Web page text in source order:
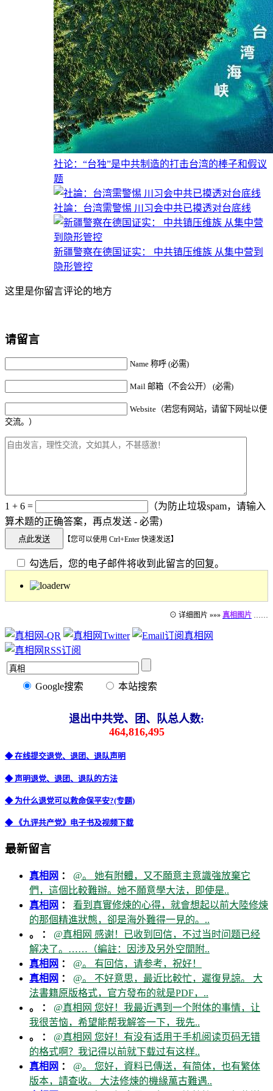
社论：“台独”是中共制造的打击台湾的棒子和假议
题
社論：台湾需警惕 川习会中共已摸透对台底线
新疆警察在德国证实： 中共镇压维族 从集中营到
隐形管控
这里是你留言评论的地方
请留言
Name 称呼 (必需)
Mail 邮箱（不会公开） (必需)
Website（若您有网站，请留下网址以便
交流。）
1 + 6 =
（为防止垃圾spam，请输入
算术题的正确答案，再点发送 - 必需)
【您可以使用 Ctrl+Enter 快速发送】
勾选后，您的电子邮件将收到此留言的回复。
⊙ 详细图片 »»» 真相图片 ……
Google搜索 本站搜索
退出中共党、团、队总人数:
464,816,495
◆ 在线提交退党、退团、退队声明
◆ 声明退党、退团、退队的方法
◆ 为什么退党可以救命保平安?(专题)
◆ 《九评共产党》电子书及视频下载
最新留言
真相网 ： @。 她有附體，又不願意主意識強放棄它
們，這個比較難辦。她不願意學大法，即使是..
真相网 ： 看到真實修煉的心得，就會想起以前大陸修煉
的那個精進狀態，卻是海外難得一見的。..
。 ： @真相网 感谢！已收到回信，不过当时问题已经
解决了。……（編註：因涉及另外空間附..
真相网 ： @。 有回信，请参考，祝好！
真相网 ： @。 不好意思，最近比較忙，遲復見諒。 大
法書籍原版格式，官方發布的就是PDF，..
。 ： @真相网 您好！我最近遇到一个附体的事情，让
我很苦恼，希望能帮我解答一下，我先..
。 ： @真相网 您好！有没有适用于手机阅读页码无错
的格式啊？我记得以前就下载过有这样..
真相网 ： @。 您好，資料已傳送，有简体，也有繁体
版本，請查收。 大法修煉的機緣萬古難遇..